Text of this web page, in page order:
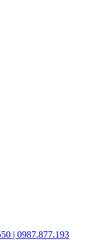
| 0987.877.193